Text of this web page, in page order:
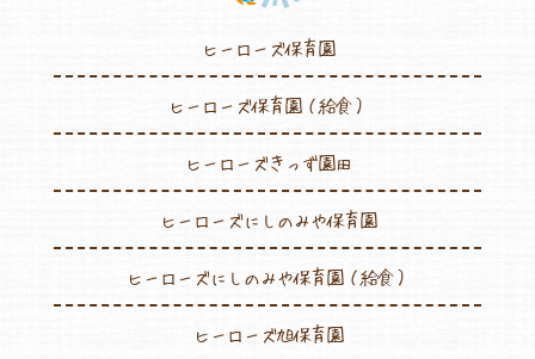
ヒーローズ保育園
ヒーローズ保育園（給食）
ヒーローズきっず園田
ヒーローズにしのみや保育園
ヒーローズにしのみや保育園（給食）
ヒーローズ旭保育園